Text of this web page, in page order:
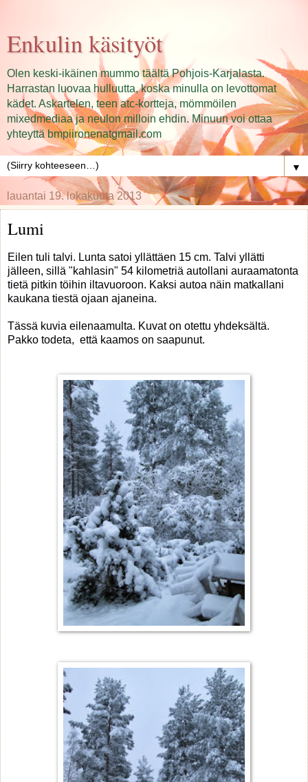
Enkulin käsityöt
Olen keski-ikäinen mummo täältä Pohjois-Karjalasta.
Harrastan luovaa hulluutta, koska minulla on levottomat
kädet. Askartelen, teen atc-kortteja, mömmöilen
mixedmediaa ja neulon milloin ehdin. Minuun voi ottaa
yhteyttä bmpiironenatgmail.com
▼
lauantai 19. lokakuuta 2013
Lumi
Eilen tuli talvi. Lunta satoi yllättäen 15 cm. Talvi yllätti
jälleen, sillä "kahlasin" 54 kilometriä autollani auraamatonta
tietä pitkin töihin iltavuoroon. Kaksi autoa näin matkallani
kaukana tiestä ojaan ajaneina.
Tässä kuvia eilenaamulta. Kuvat on otettu yhdeksältä.
Pakko todeta, että kaamos on saapunut.